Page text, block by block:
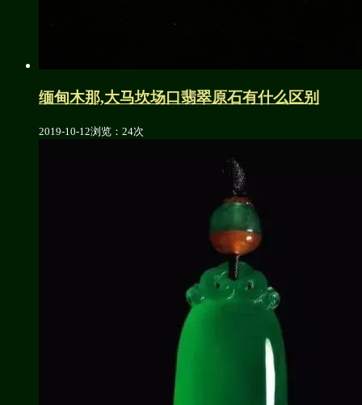
缅甸木那,大马坎场口翡翠原石有什么区别
2019-10-12浏览：24次